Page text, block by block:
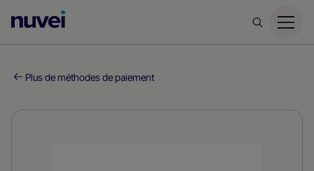
d’accueil
Plus de méthodes de paiement